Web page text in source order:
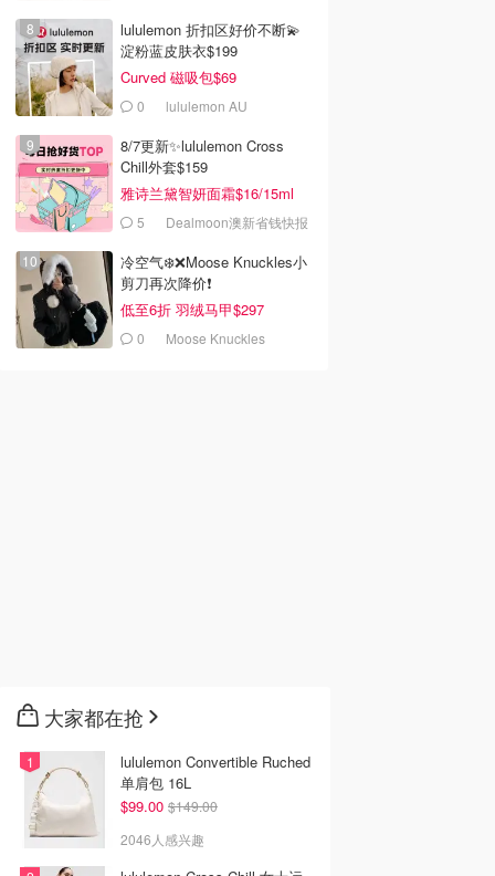
lululemon 折扣区好价不断💫
淀粉蓝皮肤衣$199
Curved 磁吸包$69
0 lululemon AU
8/7更新✨lululemon Cross
Chill外套$159
雅诗兰黛智妍面霜$16/15ml
5 Dealmoon澳新省钱快报
冷空气❄️❌️Moose Knuckles小
剪刀再次降价❗️
低至6折 羽绒马甲$297
0 Moose Knuckles
大家都在抢
lululemon Convertible Ruched
单肩包 16L
$99.00 $149.00
2046人感兴趣